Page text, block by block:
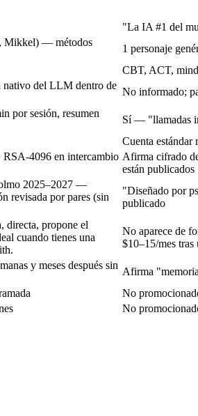
"La IA #1 del
Mikkel) — métodos
1 personaje
CBT, ACT,
nativo del LLM dentro de
No informado;
por sesión, resumen
Sí — "llamadas
Cuenta estándar
RSA-4096 en intercambio Afirma cifrado
están publicados
2025–2027 —
revisada por pares (sin
"Diseñado por
publicado
directa, propone el
cuando tienes una
.
No aparece de
$10–15/mes tras
y meses después sin
Afirma
No
No